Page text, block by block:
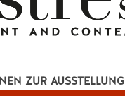
ZUR AUSSTELLUNG